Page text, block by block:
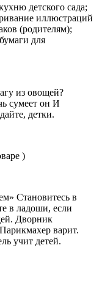
детского сада;
иллюстраций
(родителям);
для
из овощей?
сумеет он И
детки.
)
Становитесь в
в ладоши, если
Дворник
варит.
учит детей.